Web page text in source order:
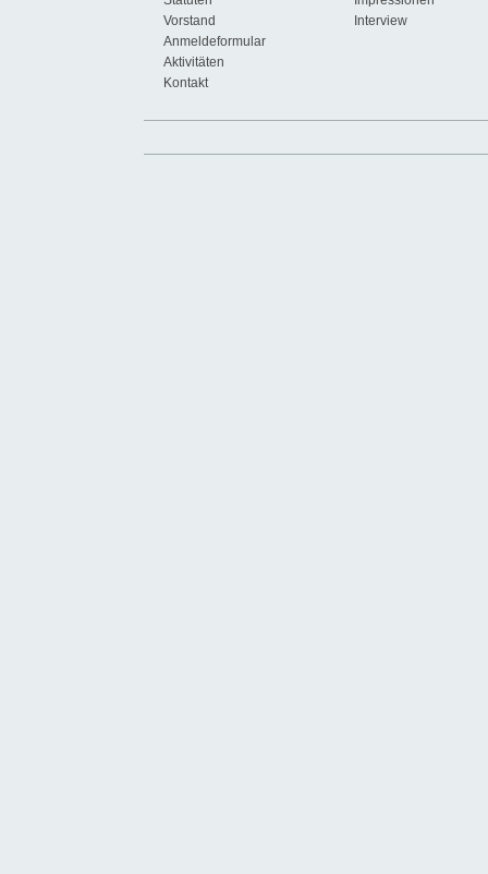
Vorstand
Anmeldeformular
Aktivitäten
Kontakt
Interview